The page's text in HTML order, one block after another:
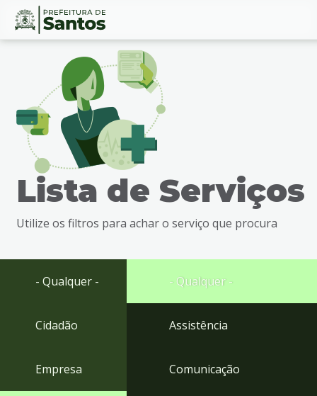
Ir
busca
Ir
Conteúdo
Lista de Serviços
Utilize os filtros para achar o serviço que procura
- Qualquer -
Cidadão
Empresa
- Qualquer -
Assistência
Comunicação